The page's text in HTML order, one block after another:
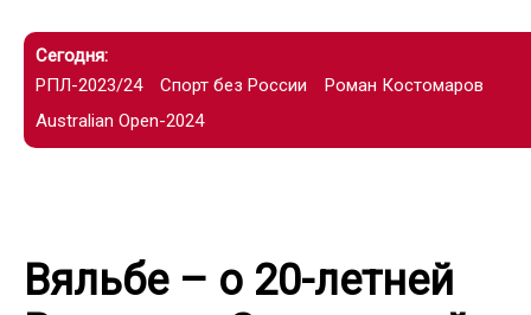
Сегодня:
РПЛ-2023/24
Спорт без России
Роман Костомаров
Australian Open-2024
Вяльбе – о 20-летней